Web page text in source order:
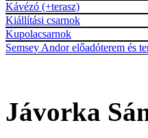
Kávézó (+terasz)
Kiállítási csarnok
Kupolacsarnok
Semsey Andor előadóterem és
Jávorka